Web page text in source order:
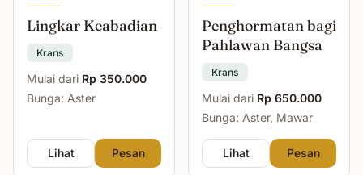
Lingkar Keabadian
Krans
Mulai dari Rp 350.000
Bunga: Aster
Lihat Pesan
Penghormatan bagi
Pahlawan Bangsa
Krans
Mulai dari Rp 650.000
Bunga: Aster, Mawar
Lihat Pesan